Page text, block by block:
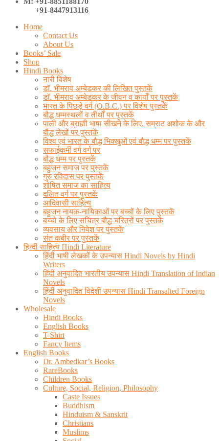
+91-8447913116
Home
Contact Us
About Us
Books’ Sale
Shop
Hindi Books
नारी विशेष
डॉ. भीमराव अम्बेडकर की लिखित पुस्तकें
डॉ. भीमराव अम्बेडकर के जीवन व कार्यों पर पुस्तकें
भारत के पिछड़े वर्ग (O.B.C.) पर विशेष पुस्तकें
बौद्ध धम्मस्थलों व तीर्थों पर पुस्तकें
पाली और ब्राह्मी भाषा सीखने के लिए, सम्राट अशोक के और
बौद्ध लेखों पर पुस्तकें
विश्व एवं भारत के बौद्ध भिक्खुओं एवं बौद्ध धम्म पर पुस्तकें
सफाईकर्मी वर्ग वर्ग पर
बौद्ध धम्म पर पुस्तकें
बहुजन समाज पर पुस्तकें
गुरु रविदास पर पुस्तकें
शोषित समाज का साहित्य
दलित वर्ग पर पुस्तकें
आदिवासी साहित्य
बहुजन नायक-नायिकाओं पर बच्चों के लिए पुस्तकें
बच्चो के लिए सचित्र बौद्ध चरित्रों पर पुस्तकें
व्यवसाय और निवेश पर पुस्तकें
संत कबीर पर पुस्तकें
हिन्दी साहित्य Hindi Literature
हिंदी भाषी लेखकों के उपन्यास Hindi Novels by Hindi
Writers
हिंदी अनुवादित भारतीय उपन्यास Hindi Translation of Indian
Novels
हिंदी अनुवादित विदेशी उपन्यास Hindi Transalted Foreign
Novels
Wholesale
Hindi Books
English Books
T-Shirt
Fancy Items
English Books
Dr. Ambedkar’s Books
RareBooks
Children Books
Culture, Social, Religion, Philosophy
Caste Issues
Buddhism
Hinduism & Sanskrit
Christians
Muslims